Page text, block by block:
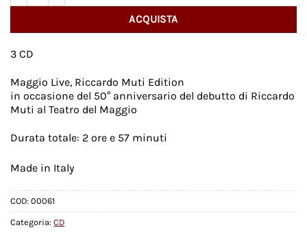
ACQUISTA
3 CD
Maggio Live, Riccardo Muti Edition
in occasione del 50° anniversario del debutto di Riccardo
Muti al Teatro del Maggio
Durata totale: 2 ore e 57 minuti
Made in Italy
COD: 00061
Categoria: CD